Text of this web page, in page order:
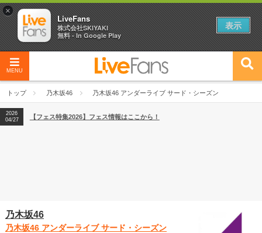
MENU
トップ 乃木坂46 乃木坂46 アンダーライブ サード・シーズン
2026
04/27
2026
【ライブ動員ランキング】2026年上半期編発表！
2026
04/27
【フェス特集2026】フェス情報はここから！
乃木坂46
乃木坂46 アンダーライブ サード・シーズン
×
LiveFans
株式会社SKIYAKI
無料 - In Google Play
表示